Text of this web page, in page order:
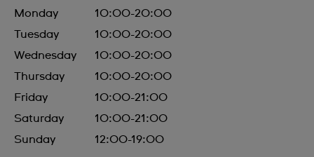
Monday
10:00-20:00
Tuesday
10:00-20:00
Wednesday
10:00-20:00
Thursday
10:00-20:00
Friday
10:00-21:00
Saturday
10:00-21:00
Sunday
12:00-19:00